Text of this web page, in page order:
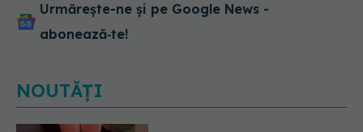
Urmărește-ne și pe Google News -
abonează‑te!
NOUTĂȚI